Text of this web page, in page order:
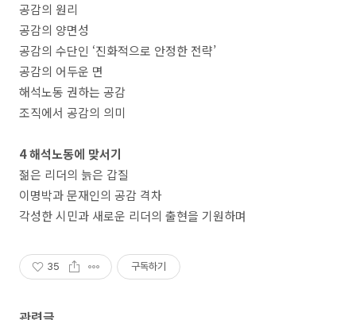
공감의 원리
공감의 양면성
공감의 수단인 ‘진화적으로 안정한 전략’
공감의 어두운 면
해석노동 권하는 공감
조직에서 공감의 의미
4 해석노동에 맞서기
젊은 리더의 늙은 갑질
이명박과 문재인의 공감 격차
각성한 시민과 새로운 리더의 출현을 기원하며
35 구독하기